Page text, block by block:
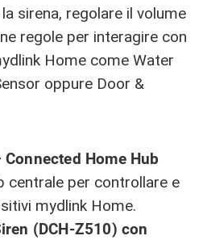
sirena, regolare il volume
regole per interagire con
Home come Water
oppure Door &
Home Hub
centrale per controllare e
mydlink Home.
(DCH-Z510) con